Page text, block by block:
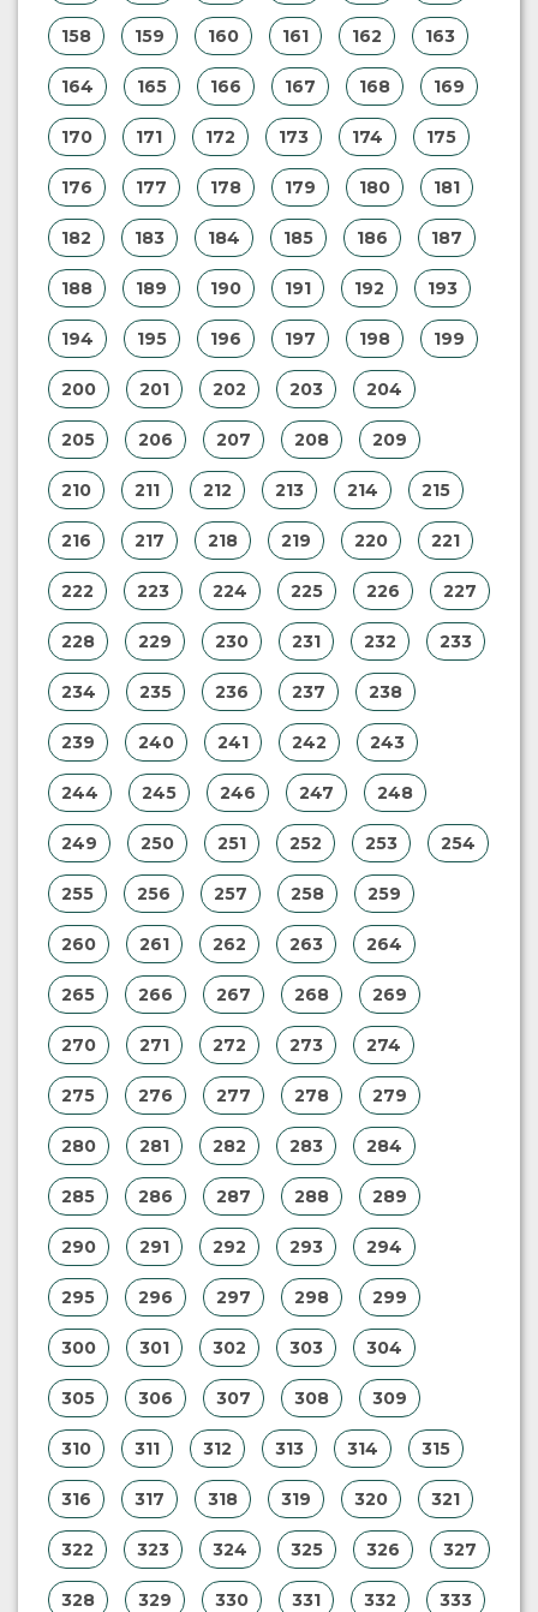
158 159 160 161 162 163
164 165 166 167 168 169
170 171 172 173 174 175
176 177 178 179 180 181
182 183 184 185 186 187
188 189 190 191 192 193
194 195 196 197 198 199
200 201 202 203 204
205 206 207 208 209
210 211 212 213 214 215
216 217 218 219 220 221
222 223 224 225 226 227
228 229 230 231 232 233
234 235 236 237 238
239 240 241 242 243
244 245 246 247 248
249 250 251 252 253 254
255 256 257 258 259
260 261 262 263 264
265 266 267 268 269
270 271 272 273 274
275 276 277 278 279
280 281 282 283 284
285 286 287 288 289
290 291 292 293 294
295 296 297 298 299
300 301 302 303 304
305 306 307 308 309
310 311 312 313 314 315
316 317 318 319 320 321
322 323 324 325 326 327
328 329 330 331 332 333